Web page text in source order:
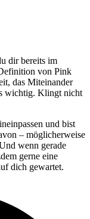
dir bereits im
von Pink
das Miteinander
wichtig. Klingt nicht
und bist
– möglicherweise
wenn gerade
gerne eine
dich gewartet.